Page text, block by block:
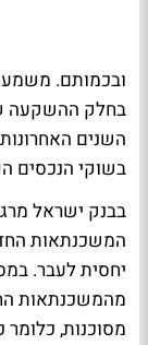
ובכמותם.
בחלק ההשקעה
השנים
בשוקי הנכסים
בבנק ישראל
המשכנתאות
מסוכנות, כלומר